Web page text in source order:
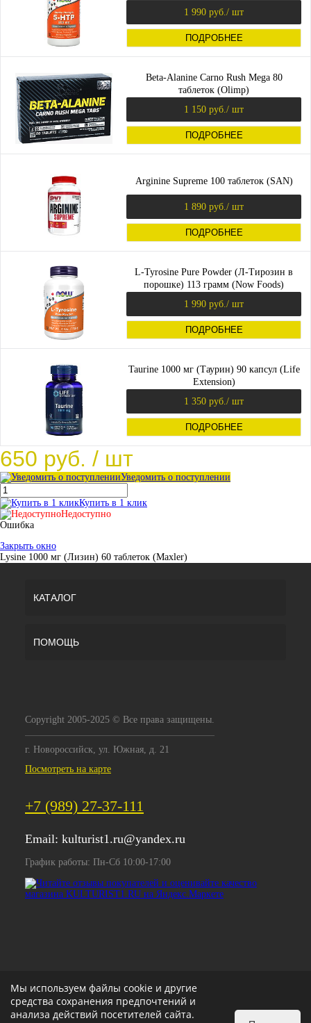
1 990 руб. / шт
ПОДРОБНЕЕ
Beta-Alanine Carno Rush Mega 80
таблеток (Olimp)
1 150 руб. / шт
ПОДРОБНЕЕ
Arginine Supreme 100 таблеток (SAN)
1 890 руб. / шт
ПОДРОБНЕЕ
L-Tyrosine Pure Powder (Л-Тирозин в
порошке) 113 грамм (Now Foods)
1 990 руб. / шт
ПОДРОБНЕЕ
Taurine 1000 мг (Таурин) 90 капсул (Life
Extension)
1 350 руб. / шт
ПОДРОБНЕЕ
650 руб. / шт
Уведомить о поступлении
Купить в 1 клик
Недоступно
Ошибка
Закрыть окно
Lysine 1000 мг (Лизин) 60 таблеток (Maxler)
КАТАЛОГ
ПОМОЩЬ
Copyright 2005-2025 © Все права защищены.
г. Новороссийск, ул. Южная, д. 21
Посмотреть на карте
+7 (989) 27-37-111
Email: kulturist1.ru@yandex.ru
График работы: Пн-Сб 10:00-17:00
Мы используем файлы cookie и другие
средства сохранения предпочтений и
анализа действий посетителей сайта.